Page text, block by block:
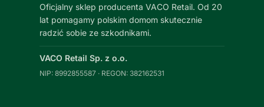
Oficjalny sklep producenta VACO Retail. Od 20
lat pomagamy polskim domom skutecznie
radzić sobie ze szkodnikami.
VACO Retail Sp. z o.o.
NIP: 8992855587 · REGON: 382162531